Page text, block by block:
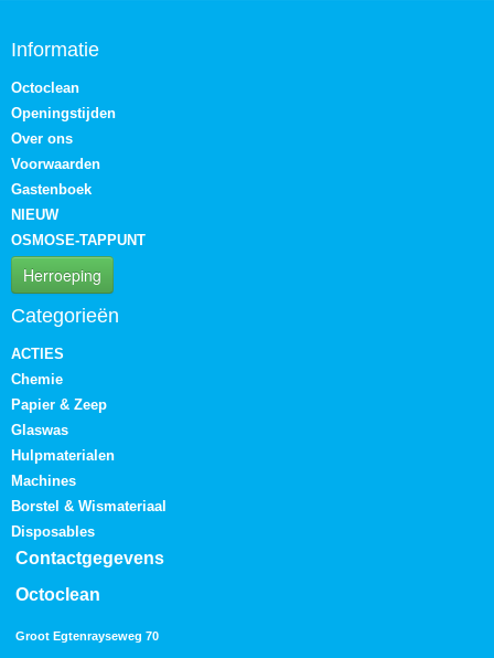
Informatie
Octoclean
Openingstijden
Over ons
Voorwaarden
Gastenboek
NIEUW
OSMOSE-TAPPUNT
Herroeping
Categorieën
ACTIES
Chemie
Papier & Zeep
Glaswas
Hulpmaterialen
Machines
Borstel & Wismateriaal
Disposables
Contactgegevens
Octoclean
Groot Egtenrayseweg 70